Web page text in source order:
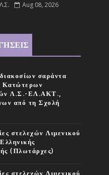
Aug 08, 2026
σαράντα
Κατώτερων
Λ.Σ.-ΕΛ.ΑΚΤ.,
από τη Σχολή
στελεχών Λιμενικού
(Πλωτάρχες)